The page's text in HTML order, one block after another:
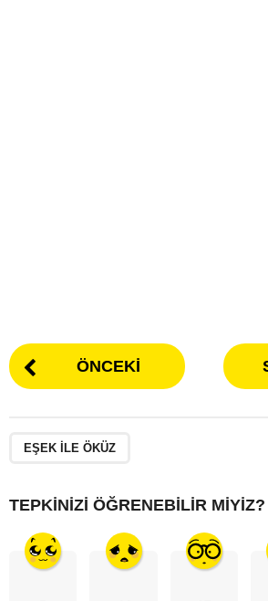
ÖNCEKI
EŞEK ILE ÖKÜZ
TEPKINIZI ÖĞRENEBILIR MIYIZ?